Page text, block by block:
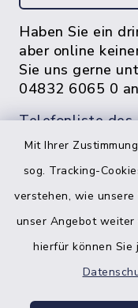
Mit Ihrer
sog. Tracking-
verstehen, wie
unser Angebot
hierfür können Sie
Haben Sie ein
aber online
Sie uns gerne
04832 6065 0
Telefonliste